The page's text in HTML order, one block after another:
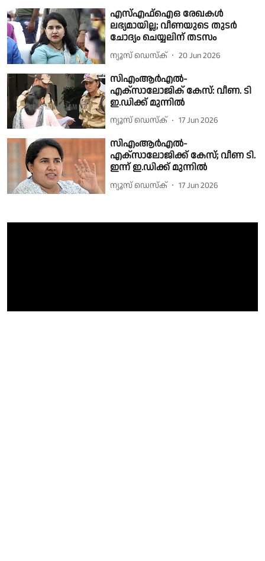
എസ്എഫ്ഐഒ രേഖകൾ
ലഭ്യമായില്ല; വീണയുടെ തുടർ
ചോദ്യം ചെയ്യലിന് തടസം
ന്യൂസ് ഡെസ്ക് 20 Jun 2026
സിഎംആർഎൽ-
എക്സാലോജിക് കേസ്: വീണ. ടി
ഇ.ഡിക്ക് മുന്നിൽ
ന്യൂസ് ഡെസ്ക് 17 Jun 2026
സിഎംആർഎൽ-
എക്സാലോജിക്ക് കേസ്; വീണ ടി.
ഇന്ന് ഇ.ഡിക്ക് മുന്നിൽ
ന്യൂസ് ഡെസ്ക് 17 Jun 2026